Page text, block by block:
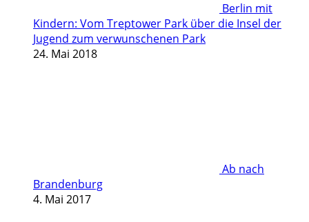
Berlin mit
Kindern: Vom Treptower Park über die Insel der
Jugend zum verwunschenen Park
24. Mai 2018
Ab nach
Brandenburg
4. Mai 2017